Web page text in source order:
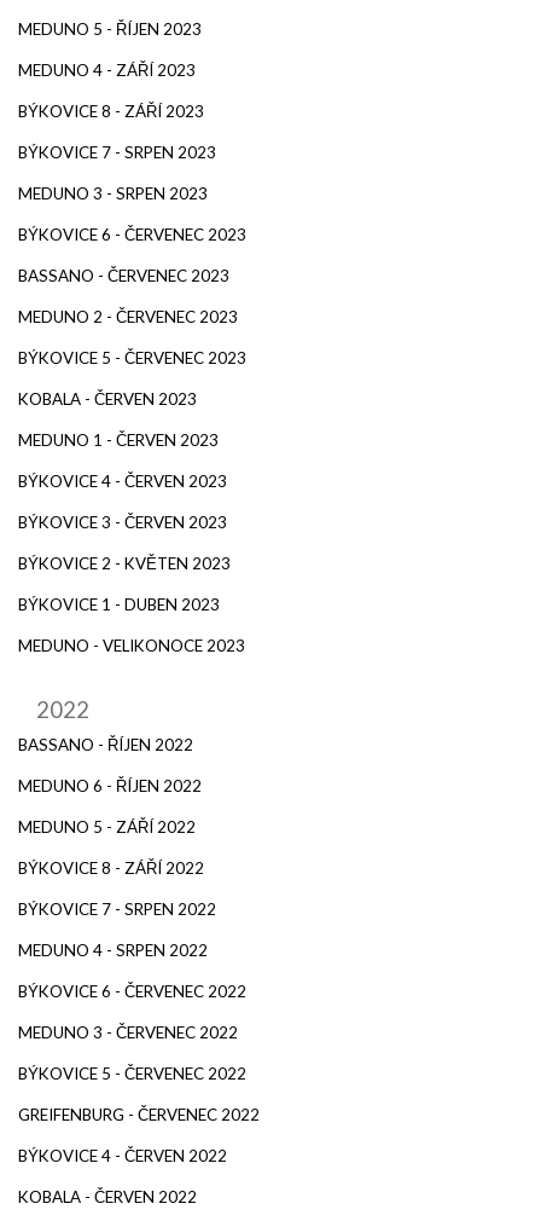
MEDUNO 5 - ŘÍJEN 2023
MEDUNO 4 - ZÁŘÍ 2023
BÝKOVICE 8 - ZÁŘÍ 2023
BÝKOVICE 7 - SRPEN 2023
MEDUNO 3 - SRPEN 2023
BÝKOVICE 6 - ČERVENEC 2023
BASSANO - ČERVENEC 2023
MEDUNO 2 - ČERVENEC 2023
BÝKOVICE 5 - ČERVENEC 2023
KOBALA - ČERVEN 2023
MEDUNO 1 - ČERVEN 2023
BÝKOVICE 4 - ČERVEN 2023
BÝKOVICE 3 - ČERVEN 2023
BÝKOVICE 2 - KVĚTEN 2023
BÝKOVICE 1 - DUBEN 2023
MEDUNO - VELIKONOCE 2023
2022
BASSANO - ŘÍJEN 2022
MEDUNO 6 - ŘÍJEN 2022
MEDUNO 5 - ZÁŘÍ 2022
BÝKOVICE 8 - ZÁŘÍ 2022
BÝKOVICE 7 - SRPEN 2022
MEDUNO 4 - SRPEN 2022
BÝKOVICE 6 - ČERVENEC 2022
MEDUNO 3 - ČERVENEC 2022
BÝKOVICE 5 - ČERVENEC 2022
GREIFENBURG - ČERVENEC 2022
BÝKOVICE 4 - ČERVEN 2022
KOBALA - ČERVEN 2022